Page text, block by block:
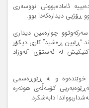
ئامادەبوونی نووسەری
ڕۆژیی دیدارەکەدا بوو.
چوارەمین دیداری
“ڕێبین ڕەشید” کاری دیکۆر
لە ئه‌ستۆی “نەوزاد
خوێندەوە و لە ڕێوڕه‌سمی
کۆمەڵەی هونەرە
دابەشکرد.